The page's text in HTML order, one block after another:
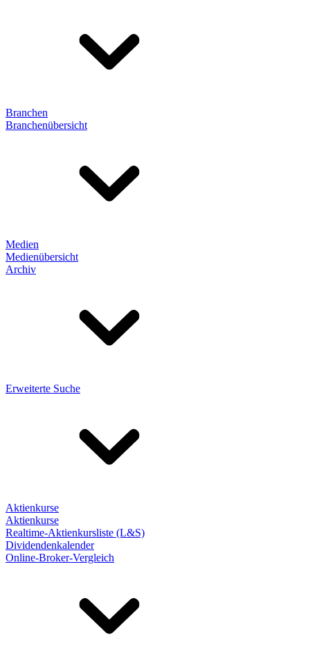
Branchen
Branchenübersicht
Medien
Medienübersicht
Archiv
Erweiterte Suche
Aktienkurse
Aktienkurse
Realtime-Aktienkursliste (L&S)
Dividendenkalender
Online-Broker-Vergleich